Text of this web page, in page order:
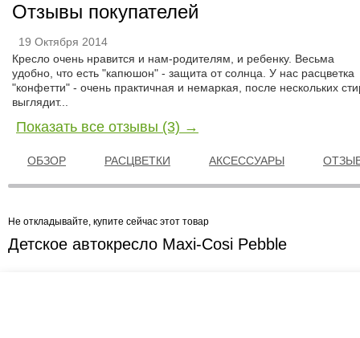
Отзывы покупателей
19 Октября 2014
Кресло очень нравится и нам-родителям, и ребенку. Весьма
удобно, что есть "капюшон" - защита от солнца. У нас расцветка
"конфетти" - очень практичная и немаркая, после нескольких
выглядит...
Показать все отзывы (3) →
ОБЗОР РАСЦВЕТКИ АКСЕССУАРЫ
Не откладывайте, купите сейчас этот товар
Детское автокресло Maxi-Cosi Pebble